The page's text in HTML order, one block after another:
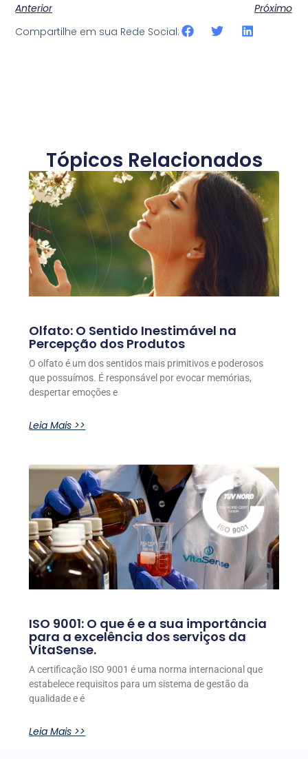
Anterior
Próximo
Compartilhe em sua Rede Social:
Tópicos Relacionados
Olfato: O Sentido Inestimável na
Percepção dos Produtos
O olfato é um dos sentidos mais primitivos e poderosos
que possuímos. É responsável por evocar memórias,
despertar emoções e
Leia Mais >>
ISO 9001: O que é e a sua importância
para a excelência dos serviços da
VitaSense.
A certificação ISO 9001 é uma norma internacional que
estabelece requisitos para um sistema de gestão da
qualidade e é
Leia Mais >>